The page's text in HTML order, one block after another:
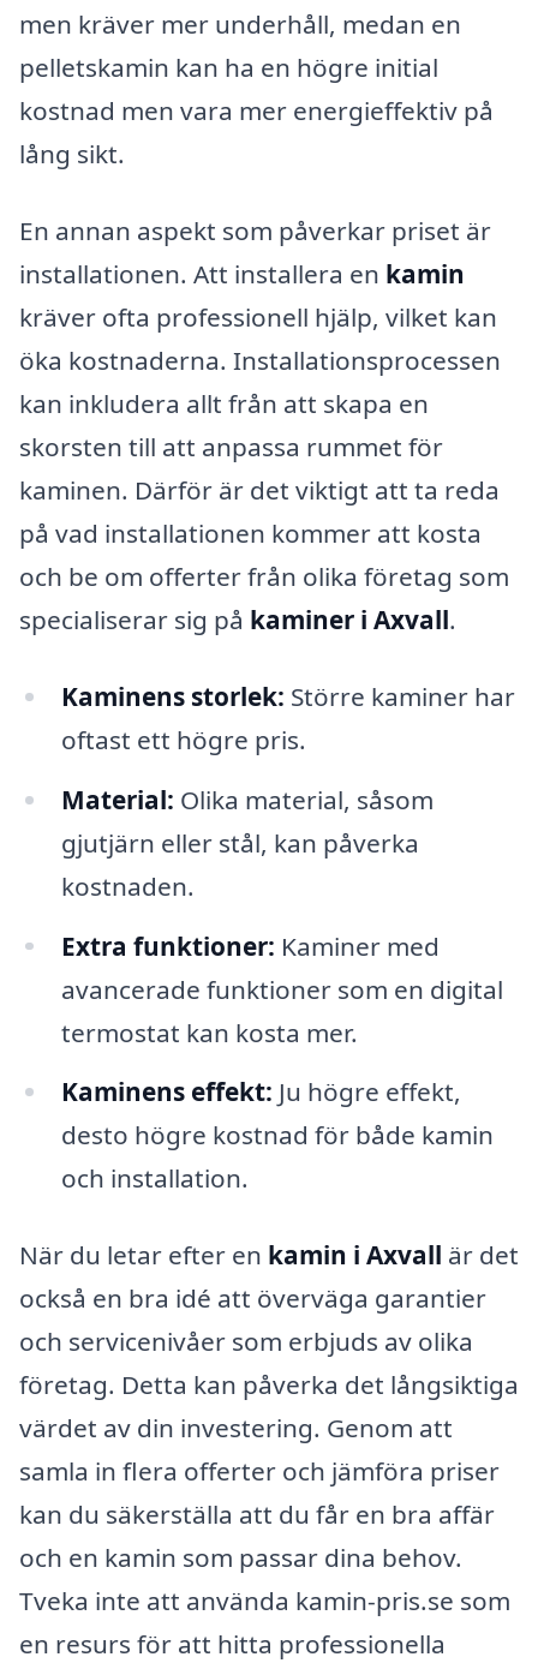
men kräver mer underhåll, medan en
pelletskamin kan ha en högre initial
kostnad men vara mer energieffektiv på
lång sikt.
En annan aspekt som påverkar priset är
installationen. Att installera en kamin
kräver ofta professionell hjälp, vilket kan
öka kostnaderna. Installationsprocessen
kan inkludera allt från att skapa en
skorsten till att anpassa rummet för
kaminen. Därför är det viktigt att ta reda
på vad installationen kommer att kosta
och be om offerter från olika företag som
specialiserar sig på kaminer i Axvall.
Kaminens storlek: Större kaminer har
oftast ett högre pris.
Material: Olika material, såsom
gjutjärn eller stål, kan påverka
kostnaden.
Extra funktioner: Kaminer med
avancerade funktioner som en digital
termostat kan kosta mer.
Kaminens effekt: Ju högre effekt,
desto högre kostnad för både kamin
och installation.
När du letar efter en kamin i Axvall är det
också en bra idé att överväga garantier
och servicenivåer som erbjuds av olika
företag. Detta kan påverka det långsiktiga
värdet av din investering. Genom att
samla in flera offerter och jämföra priser
kan du säkerställa att du får en bra affär
och en kamin som passar dina behov.
Tveka inte att använda kamin-pris.se som
en resurs för att hitta professionella